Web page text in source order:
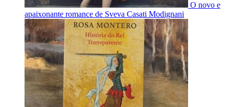
O novo e
apaixonante romance de Sveva Casati Modignani